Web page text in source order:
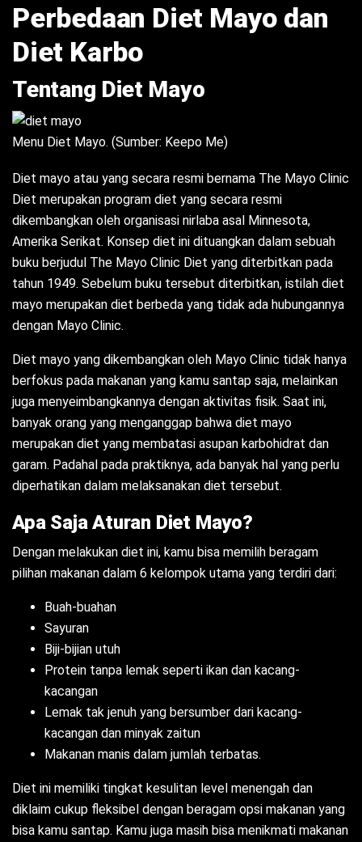
Perbedaan Diet Mayo dan
Diet Karbo
Tentang Diet Mayo
Menu Diet Mayo. (Sumber: Keepo Me)
Diet mayo atau yang secara resmi bernama The Mayo Clinic
Diet merupakan program diet yang secara resmi
dikembangkan oleh organisasi nirlaba asal Minnesota,
Amerika Serikat. Konsep diet ini dituangkan dalam sebuah
buku berjudul The Mayo Clinic Diet yang diterbitkan pada
tahun 1949. Sebelum buku tersebut diterbitkan, istilah diet
mayo merupakan diet berbeda yang tidak ada hubungannya
dengan Mayo Clinic.
Diet mayo yang dikembangkan oleh Mayo Clinic tidak hanya
berfokus pada makanan yang kamu santap saja, melainkan
juga menyeimbangkannya dengan aktivitas fisik. Saat ini,
banyak orang yang menganggap bahwa diet mayo
merupakan diet yang membatasi asupan karbohidrat dan
garam. Padahal pada praktiknya, ada banyak hal yang perlu
diperhatikan dalam melaksanakan diet tersebut.
Apa Saja Aturan Diet Mayo?
Dengan melakukan diet ini, kamu bisa memilih beragam
pilihan makanan dalam 6 kelompok utama yang terdiri dari:
Buah-buahan
Sayuran
Biji-bijian utuh
Protein tanpa lemak seperti ikan dan kacang-
kacangan
Lemak tak jenuh yang bersumber dari kacang-
kacangan dan minyak zaitun
Makanan manis dalam jumlah terbatas.
Diet ini memiliki tingkat kesulitan level menengah dan
diklaim cukup fleksibel dengan beragam opsi makanan yang
bisa kamu santap. Kamu juga masih bisa menikmati makanan